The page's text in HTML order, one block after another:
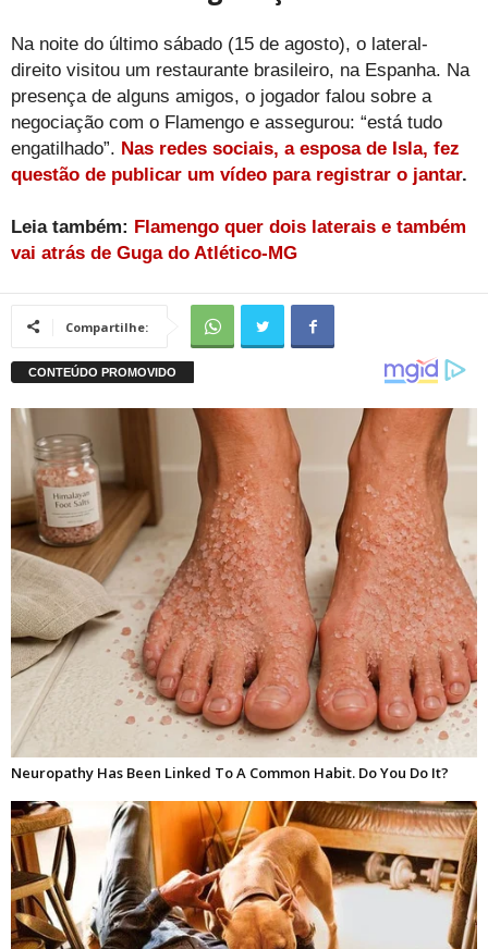
Na noite do último sábado (15 de agosto), o lateral-
direito visitou um restaurante brasileiro, na Espanha. Na
presença de alguns amigos, o jogador falou sobre a
negociação com o Flamengo e assegurou: “está tudo
engatilhado”. Nas redes sociais, a esposa de Isla, fez
questão de publicar um vídeo para registrar o jantar.
Leia também: Flamengo quer dois laterais e também
vai atrás de Guga do Atlético-MG
Compartilhe: